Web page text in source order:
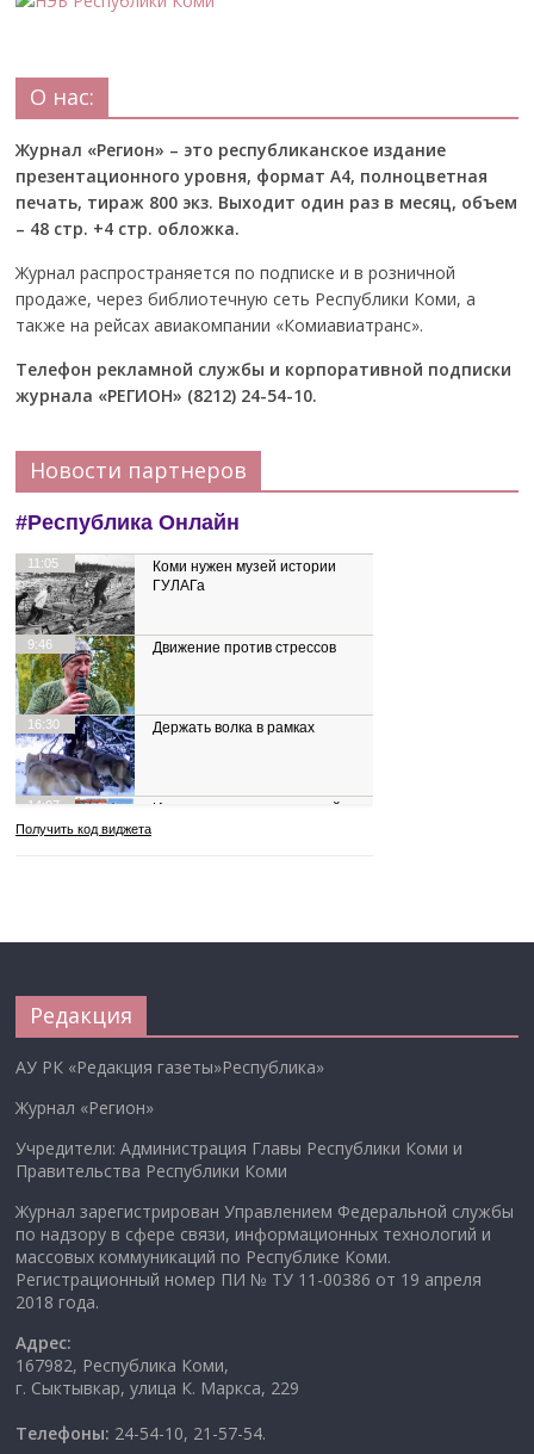
О нас:
Журнал «Регион» – это республиканское издание
презентационного уровня, формат А4, полноцветная
печать, тираж 800 экз. Выходит один раз в месяц, объем
– 48 стр. +4 стр. обложка.
Журнал распространяется по подписке и в розничной
продаже, через библиотечную сеть Республики Коми, а
также на рейсах авиакомпании «Комиавиатранс».
Телефон рекламной службы и корпоративной подписки
журнала «РЕГИОН» (8212) 24-54-10.
Новости партнеров
Редакция
АУ РК «Редакция газеты»Республика»
Журнал «Регион»
Учредители: Администрация Главы Республики Коми и
Правительства Республики Коми
Журнал зарегистрирован Управлением Федеральной службы
по надзору в сфере связи, информационных технологий и
массовых коммуникаций по Республике Коми.
Регистрационный номер ПИ № ТУ 11-00386 от 19 апреля
2018 года.
Адрес:
167982, Республика Коми,
г. Сыктывкар, улица К. Маркса, 229
Телефоны: 24-54-10, 21-57-54.